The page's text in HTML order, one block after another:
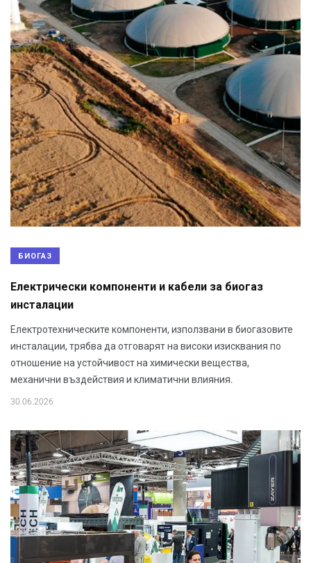
БИОГАЗ
Електрически компоненти и кабели за биогаз
инсталации
Електротехническите компоненти, използвани в биогазовите
инсталации, трябва да отговарят на високи изисквания по
отношение на устойчивост на химически вещества,
механични въздействия и климатични влияния.
30.06.2026